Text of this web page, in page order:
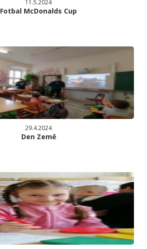
11.5.2024
Fotbal McDonalds Cup
29.4.2024
Den Země